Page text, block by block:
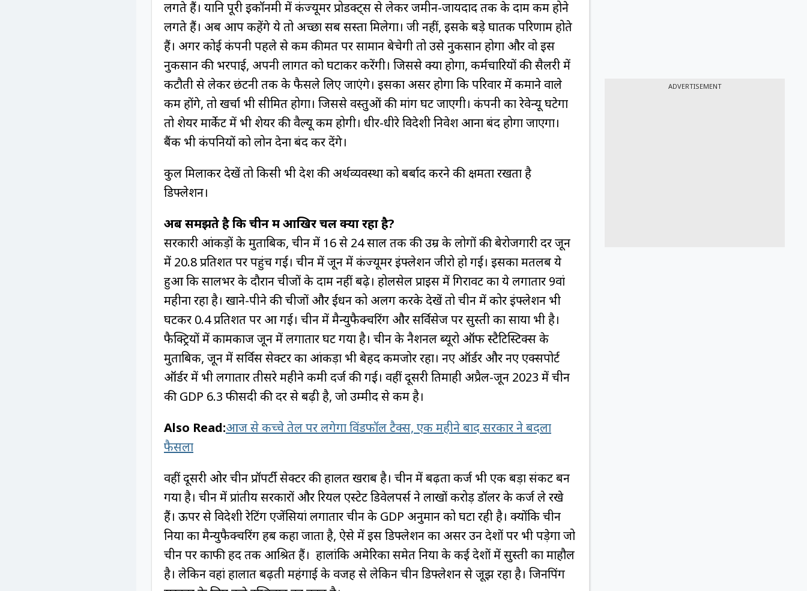
लगते हैं। यानि पूरी इकॉनमी में कंज्यूमर प्रोडक्ट्स से लेकर जमीन-जायदाद तक के दाम कम होने
लगते हैं। अब आप कहेंगे ये तो अच्छा सब सस्ता मिलेगा। जी नहीं, इसके बड़े घातक परिणाम होते
हैं। अगर कोई कंपनी पहले से कम कीमत पर सामान बेचेगी तो उसे नुकसान होगा और वो इस
नुकसान की भरपाई, अपनी लागत को घटाकर करेंगी। जिससे क्या होगा, कर्मचारियों की सैलरी में
कटौती से लेकर छंटनी तक के फैसले लिए जाएंगे। इसका असर होगा कि परिवार में कमाने वाले
कम होंगे, तो खर्चा भी सीमित होगा। जिससे वस्तुओं की मांग घट जाएगी। कंपनी का रेवेन्यू घटेगा
तो शेयर मार्केट में भी शेयर की वैल्यू कम होगी। धीर-धीरे विदेशी निवेश आना बंद होगा जाएगा।
बैंक भी कंपनियों को लोन देना बंद कर देंगे।
कुल मिलाकर देखें तो किसी भी देश की अर्थव्यवस्था को बर्बाद करने की क्षमता रखता है
डिफ्लेशन।
अब समझते है कि चीन में आखिर चल क्या रहा है?
सरकारी आंकड़ों के मुताबिक, चीन में 16 से 24 साल तक की उम्र के लोगों की बेरोजगारी दर जून
में 20.8 प्रतिशत पर पहुंच गई। चीन में जून में कंज्यूमर इंफ्लेशन जीरो हो गई। इसका मतलब ये
हुआ कि सालभर के दौरान चीजों के दाम नहीं बढ़े। होलसेल प्राइस में गिरावट का ये लगातार 9वां
महीना रहा है। खाने-पीने की चीजों और ईंधन को अलग करके देखें तो चीन में कोर इंफ्लेशन भी
घटकर 0.4 प्रतिशत पर आ गई। चीन में मैन्युफैक्चरिंग और सर्विसेज पर सुस्ती का साया भी है।
फैक्ट्रियों में कामकाज जून में लगातार घट गया है। चीन के नैशनल ब्यूरो ऑफ स्टैटिस्टिक्स के
मुताबिक, जून में सर्विस सेक्टर का आंकड़ा भी बेहद कमजोर रहा। नए ऑर्डर और नए एक्सपोर्ट
ऑर्डर में भी लगातार तीसरे महीने कमी दर्ज की गई। वहीं दूसरी तिमाही अप्रैल-जून 2023 में चीन
की GDP 6.3 फीसदी की दर से बढ़ी है, जो उम्मीद से कम है।
Also Read:आज से कच्चे तेल पर लगेगा विंडफॉल टैक्स, एक महीने बाद सरकार ने बदला
फैसला
वहीं दूसरी ओर चीन प्रॉपर्टी सेक्टर की हालत खराब है। चीन में बढ़ता कर्ज भी एक बड़ा संकट बन
गया है। चीन में प्रांतीय सरकारों और रियल एस्टेट डिवेलपर्स ने लाखों करोड़ डॉलर के कर्ज ले रखे
हैं। ऊपर से विदेशी रेटिंग एजेंसियां लगातार चीन के GDP अनुमान को घटा रही है। क्योंकि चीन
दुनिया का मैन्युफैक्चरिंग हब कहा जाता है, ऐसे में इस डिफ्लेशन का असर उन देशों पर भी पड़ेगा जो
चीन पर काफी हद तक आश्रित हैं। हालांकि अमेरिका समेत दुनिया के कई देशों में सुस्ती का माहौल
है। लेकिन वहां हालात बढ़ती महंगाई के वजह से लेकिन चीन डिफ्लेशन से जूझ रहा है। जिनपिंग
ADVERTISEMENT